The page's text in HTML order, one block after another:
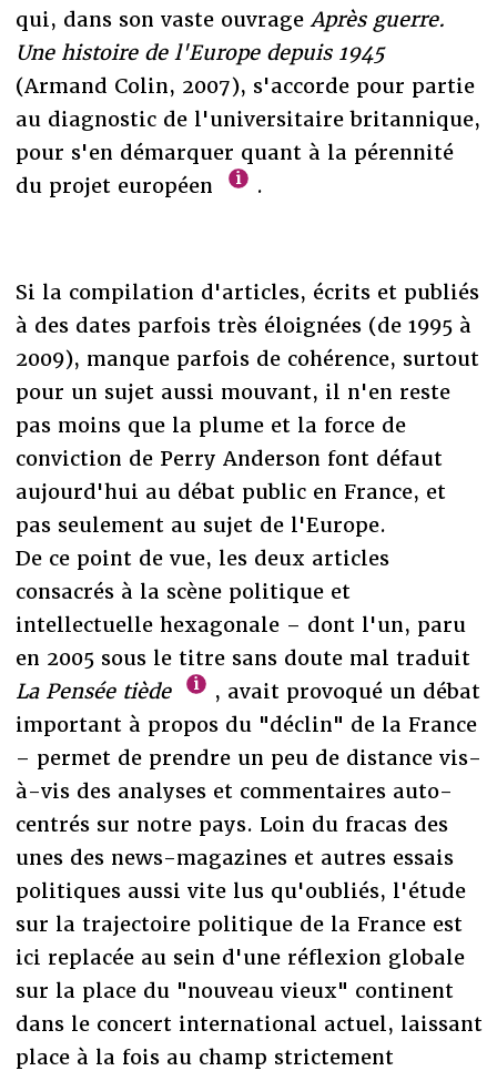
qui, dans son vaste ouvrage Après guerre.
Une histoire de l'Europe depuis 1945
(Armand Colin, 2007), s'accorde pour partie
au diagnostic de l'universitaire britannique,
pour s'en démarquer quant à la pérennité
du projet européen
.
Si la compilation d'articles, écrits et publiés
à des dates parfois très éloignées (de 1995 à
2009), manque parfois de cohérence, surtout
pour un sujet aussi mouvant, il n'en reste
pas moins que la plume et la force de
conviction de Perry Anderson font défaut
aujourd'hui au débat public en France, et
pas seulement au sujet de l'Europe.
De ce point de vue, les deux articles
consacrés à la scène politique et
intellectuelle hexagonale – dont l'un, paru
en 2005 sous le titre sans doute mal traduit
La Pensée tiède
, avait provoqué un débat
important à propos du "déclin" de la France
– permet de prendre un peu de distance vis-
à-vis des analyses et commentaires auto-
centrés sur notre pays. Loin du fracas des
unes des news-magazines et autres essais
politiques aussi vite lus qu'oubliés, l'étude
sur la trajectoire politique de la France est
ici replacée au sein d'une réflexion globale
sur la place du "nouveau vieux" continent
dans le concert international actuel, laissant
place à la fois au champ strictement